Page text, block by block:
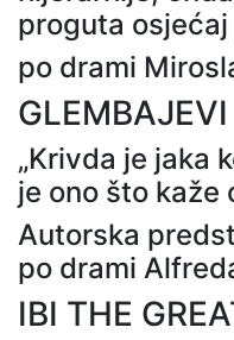
proguta osjećaj
po drami
GLEMBAJEVI
„Krivda je jaka
je ono što kaže
Autorska
po drami
IBI THE